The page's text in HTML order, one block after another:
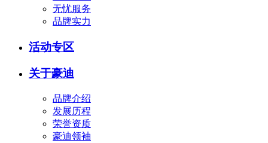
无忧服务
品牌实力
活动专区
关于豪迪
品牌介绍
发展历程
荣誉资质
豪迪领袖